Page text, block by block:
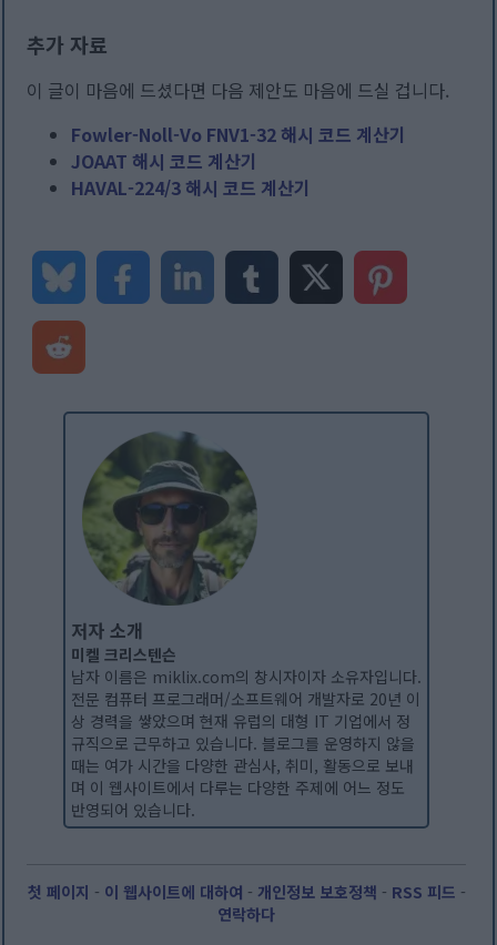
추가 자료
이 글이 마음에 드셨다면 다음 제안도 마음에 드실 겁니다.
Fowler-Noll-Vo FNV1-32 해시 코드 계산기
JOAAT 해시 코드 계산기
HAVAL-224/3 해시 코드 계산기
저자 소개
미켈 크리스텐슨
남자 이름은 miklix.com의 창시자이자 소유자입니다.
전문 컴퓨터 프로그래머/소프트웨어 개발자로 20년 이
상 경력을 쌓았으며 현재 유럽의 대형 IT 기업에서 정
규직으로 근무하고 있습니다. 블로그를 운영하지 않을
때는 여가 시간을 다양한 관심사, 취미, 활동으로 보내
며 이 웹사이트에서 다루는 다양한 주제에 어느 정도
반영되어 있습니다.
첫 페이지 - 이 웹사이트에 대하여 - 개인정보 보호정책 - RSS 피드 -
연락하다